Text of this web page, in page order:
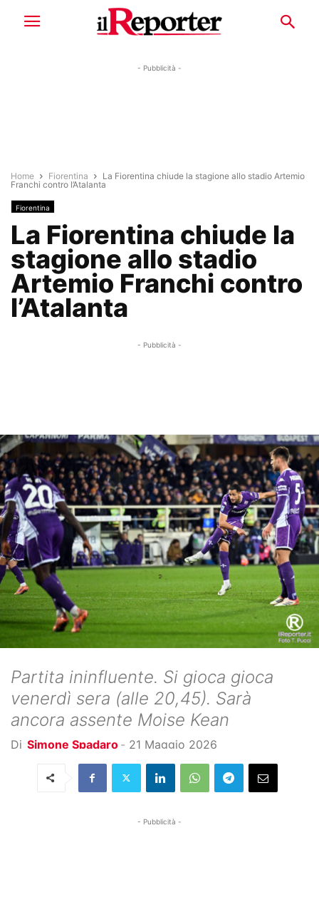
- Pubblicità -
Home Fiorentina
La Fiorentina chiude la stagione allo stadio Artemio
Franchi contro l’Atalanta
Fiorentina
La Fiorentina chiude la
stagione allo stadio
Artemio Franchi contro
l’Atalanta
- Pubblicità -
Partita ininfluente. Si gioca gioca
venerdì sera (alle 20,45). Sarà
ancora assente Moise Kean
Di Simone Spadaro - 21 Maggio 2026
- Pubblicità -